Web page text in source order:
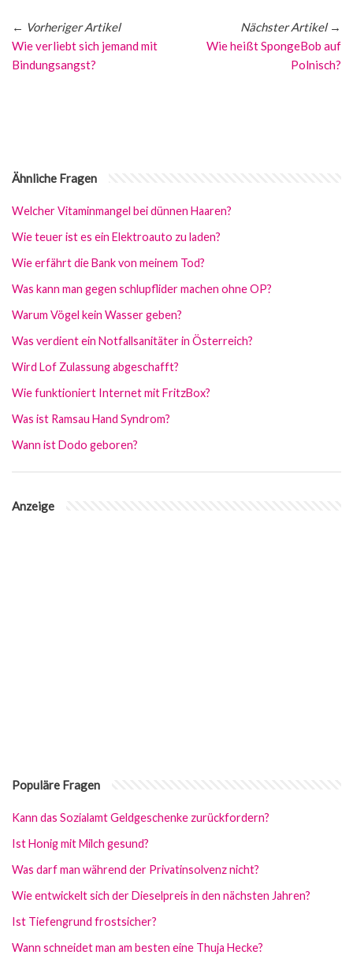
← Vorheriger Artikel
Wie verliebt sich jemand mit
Bindungsangst?
Nächster Artikel→
Wie heißt SpongeBob auf
Polnisch?
Ähnliche Fragen
Welcher Vitaminmangel bei dünnen Haaren?
Wie teuer ist es ein Elektroauto zu laden?
Wie erfährt die Bank von meinem Tod?
Was kann man gegen schlupflider machen ohne OP?
Warum Vögel kein Wasser geben?
Was verdient ein Notfallsanitäter in Österreich?
Wird Lof Zulassung abgeschafft?
Wie funktioniert Internet mit FritzBox?
Was ist Ramsau Hand Syndrom?
Wann ist Dodo geboren?
Anzeige
Populäre Fragen
Kann das Sozialamt Geldgeschenke zurückfordern?
Ist Honig mit Milch gesund?
Was darf man während der Privatinsolvenz nicht?
Wie entwickelt sich der Dieselpreis in den nächsten Jahren?
Ist Tiefengrund frostsicher?
Wann schneidet man am besten eine Thuja Hecke?